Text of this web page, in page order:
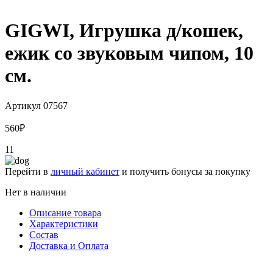
GIGWI, Игрушка д/кошек,
ежик со звуковым чипом, 10
см.
Артикул 07567
560₽
11
Перейти в личный кабинет и получить бонусы за покупку
Нет в наличии
Описание товара
Характеристики
Состав
Доставка и Оплата